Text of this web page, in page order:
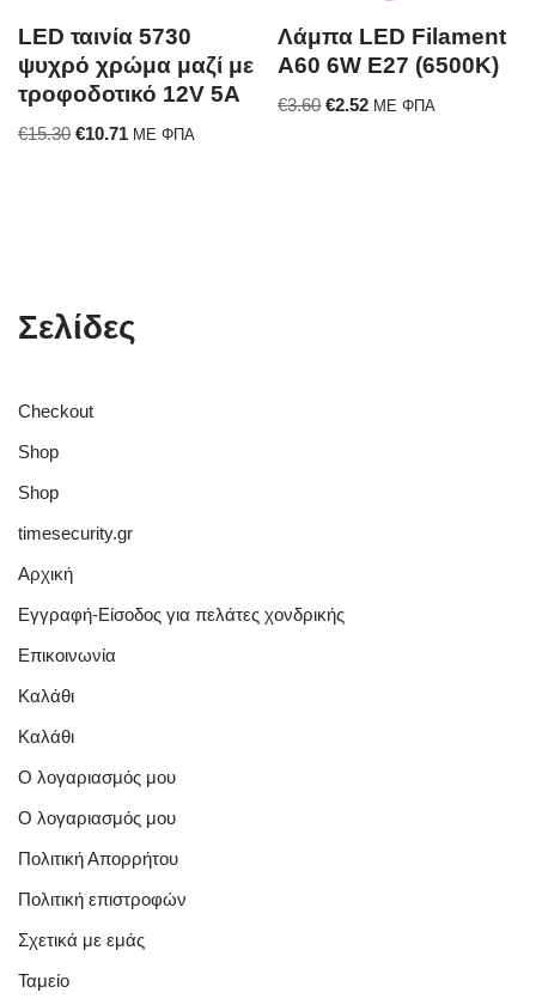
LED ταινία 5730
ψυχρό χρώμα μαζί με
τροφοδοτικό 12V 5A
€15.30 €10.71 ΜΕ ΦΠΑ
Λάμπα LED Filament
A60 6W E27 (6500K)
€3.60 €2.52 ΜΕ ΦΠΑ
Σελίδες
Checkout
Shop
Shop
timesecurity.gr
Αρχική
Εγγραφή-Είσοδος για πελάτες χονδρικής
Επικοινωνία
Καλάθι
Καλάθι
Ο λογαριασμός μου
Ο λογαριασμός μου
Πολιτική Απορρήτου
Πολιτική επιστροφών
Σχετικά με εμάς
Ταμείο